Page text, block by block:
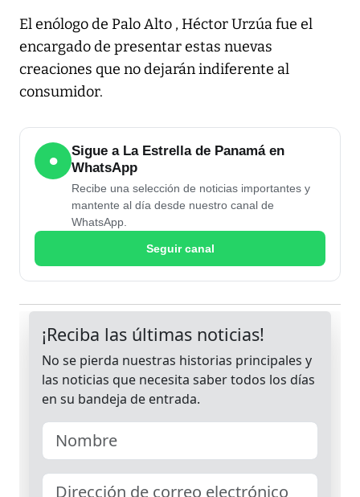
El enólogo de Palo Alto , Héctor Urzúa fue el
encargado de presentar estas nuevas
creaciones que no dejarán indiferente al
consumidor.
●
Sigue a La Estrella de Panamá en
WhatsApp
Recibe una selección de noticias importantes y
mantente al día desde nuestro canal de
WhatsApp.
Seguir canal